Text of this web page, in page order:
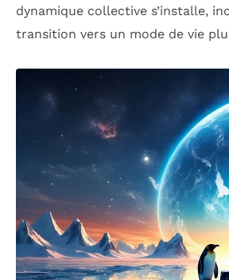
dynamique collective s’installe,
transition vers un mode de vie